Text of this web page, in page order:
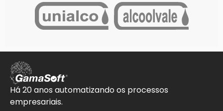
Há 20 anos automatizando os processos
empresariais.